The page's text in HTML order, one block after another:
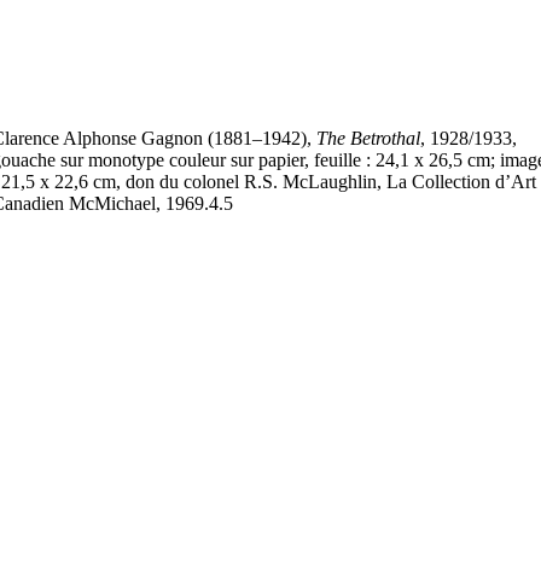
Alphonse Gagnon (1881–1942), The Betrothal, 1928/1933,
sur monotype couleur sur papier, feuille : 24,1 x 26,5 cm;
x 22,6 cm, don du colonel R.S. McLaughlin, La Collection d’Art
McMichael, 1969.4.5